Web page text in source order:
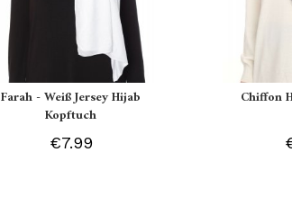
Farah - Weiß Jersey Hijab
Kopftuch
€7.99
Chiffon